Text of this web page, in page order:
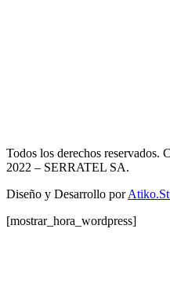
Todos los derechos reservados.
2022 – SERRATEL SA.
Diseño y Desarrollo por
[mostrar_hora_wordpress]